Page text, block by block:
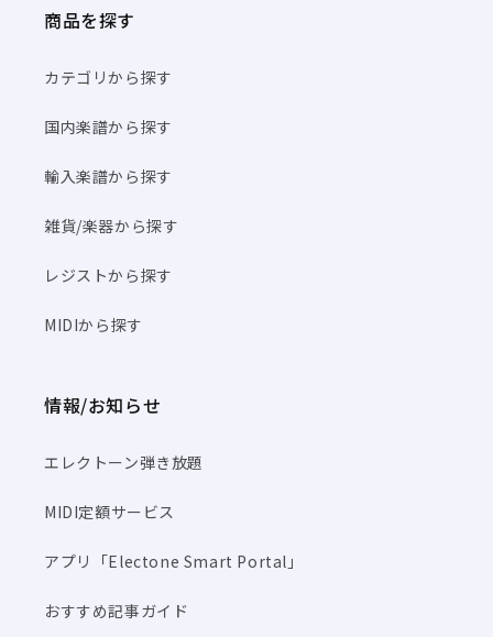
商品を探す
カテゴリから探す
国内楽譜から探す
輸入楽譜から探す
雑貨/楽器から探す
レジストから探す
MIDIから探す
情報/お知らせ
エレクトーン弾き放題
MIDI定額サービス
アプリ「Electone Smart Portal」
おすすめ記事ガイド